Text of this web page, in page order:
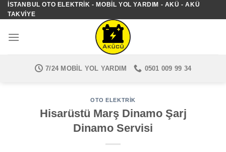
İçeriğe
atla
İSTANBUL OTO ELEKTRIK - MOBIL YOL YARDIM - AKÜ - AKÜ
TAKVIYE
7/24 MOBIL YOL YARDIM 0501 009 99 34
OTO ELEKTRIK
Hisarüstü Marş Dinamo Şarj
Dinamo Servisi